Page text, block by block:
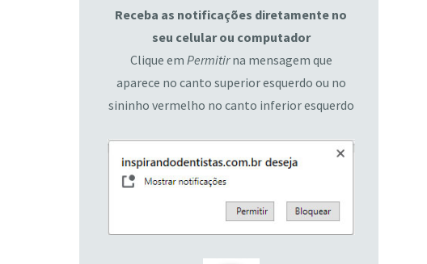
Receba as notificações diretamente no
seu celular ou computador
Clique em Permitirna mensagem que
aparece no canto superior esquerdo ou no
sininho vermelho no canto inferior esquerdo